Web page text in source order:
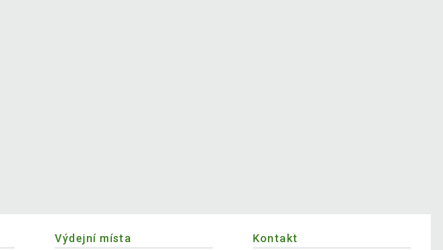
Výdejní místa Kontakt